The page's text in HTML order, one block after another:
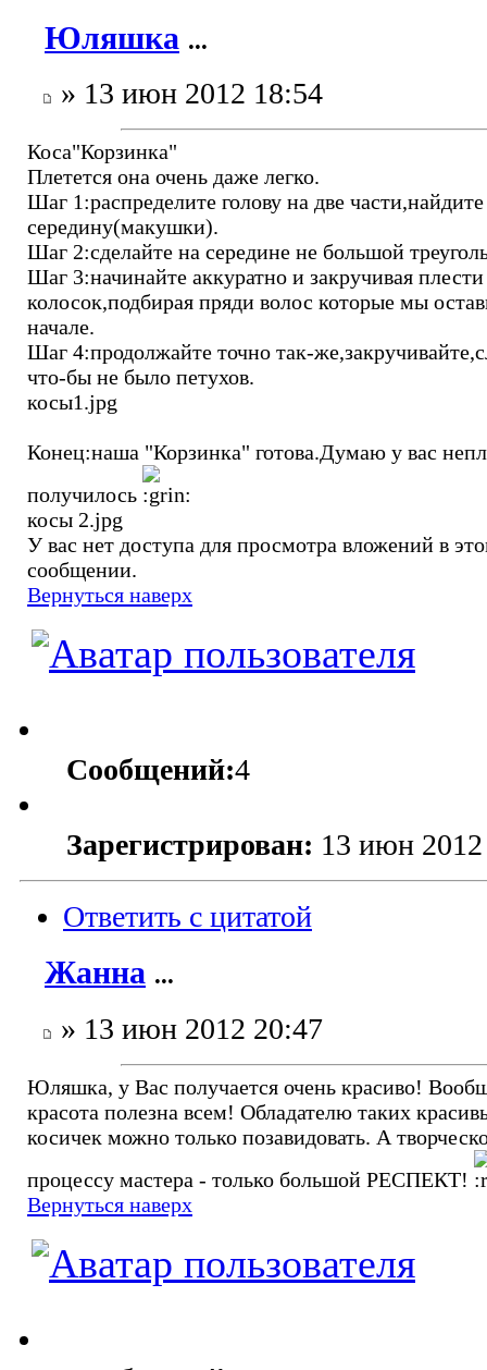
Юляшка ...
» 13 июн 2012 18:54
Коса"Корзинка"
Плетется она очень даже легко.
Шаг 1:распределите голову на две части,найдите
середину(макушки).
Шаг 2:сделайте на середине не большой
Шаг 3:начинайте аккуратно и закручивая плести
колосок,подбирая пряди волос которые мы
начале.
Шаг 4:продолжайте точно так-
что-бы не было петухов.
косы1.jpg
Конец:наша "Корзинка" готова.Думаю у вас
получилось
косы 2.jpg
У вас нет доступа для просмотра вложений в
сообщении.
Вернуться наверх
Сообщений:4
Зарегистрирован: 13 июн
Ответить с цитатой
Жанна ...
» 13 июн 2012 20:47
Юляшка, у Вас получается очень красиво!
красота полезна всем! Обладателю таких
косичек можно только позавидовать. А
процессу мастера - только большой РЕСПЕКТ!
Вернуться наверх